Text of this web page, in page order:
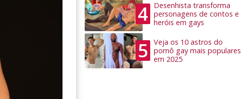
4
Desenhista transforma
personagens de contos e
heróis em gays
5
Veja os 10 astros do
pornô gay mais populares
em 2025